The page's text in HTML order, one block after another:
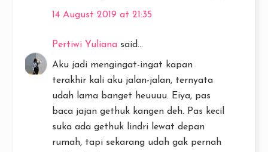
14 August 2019 at 21:35
Pertiwi Yuliana said...
Aku jadi mengingat-ingat kapan
terakhir kali aku jalan-jalan, ternyata
udah lama banget heuuuu. Eiya, pas
baca jajan gethuk kangen deh. Pas kecil
suka ada gethuk lindri lewat depan
rumah, tapi sekarang udah gak pernah